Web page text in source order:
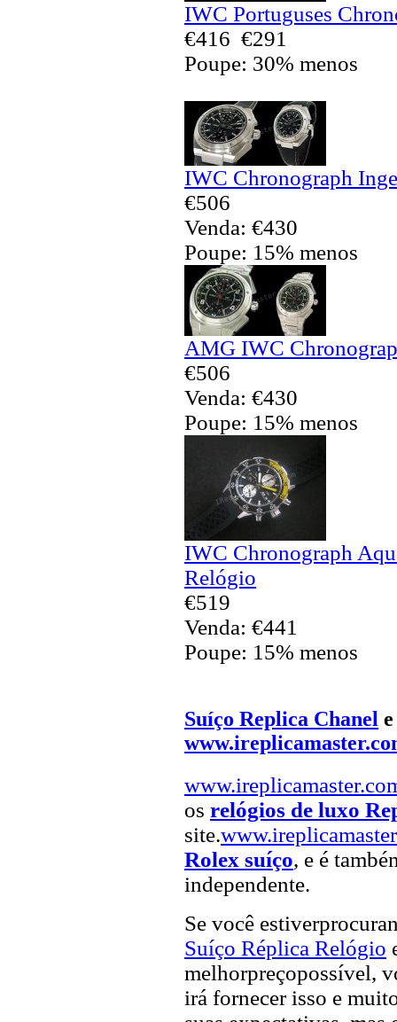
IWC Portuguses
€416 €291
Poupe: 30% menos
IWC Chronograph
€506
Venda: €430
Poupe: 15% menos
AMG IWC
€506
Venda: €430
Poupe: 15% menos
IWC Chronograph
Relógio
€519
Venda: €441
Poupe: 15% menos
Suíço Replica Chanel
os relógios de luxo
site.
Rolex suíço, e é
independente.
Se você
Suíço Réplica Relógio
melhorpreçopossível,
irá fornecer isso e